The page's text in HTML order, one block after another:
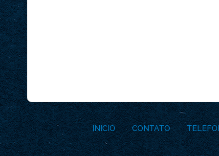
INICIO CONTATO